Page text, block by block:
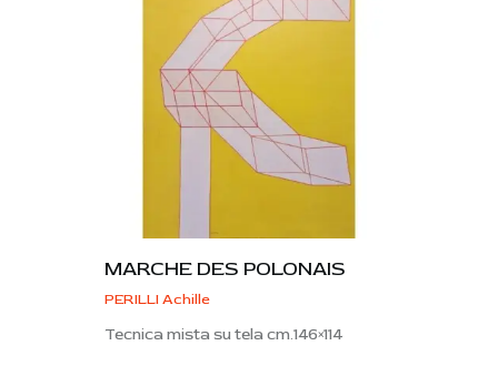
MARCHE DES POLONAIS
PERILLI Achille
Tecnica mista su tela cm.146×114